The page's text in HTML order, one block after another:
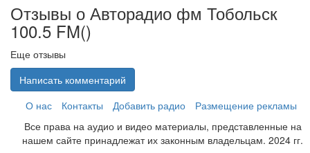
Отзывы о Авторадио фм Тобольск
100.5 FM()
Еще отзывы
Написать комментарий
О нас
Контакты Добавить радио
Размещение рекламы
Все права на аудио и видео материалы, представленные на
нашем сайте принадлежат их законным владельцам. 2024 гг.